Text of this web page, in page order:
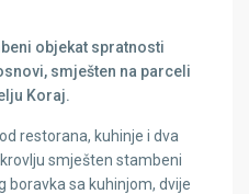
objekat spratnosti
smješten na parceli
Koraj.
restorana, kuhinje i dva
smješten stambeni
boravka sa kuhinjom, dvije